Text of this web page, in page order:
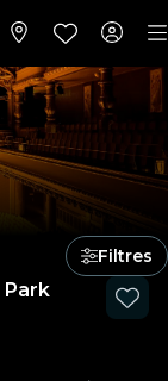
Filtres
Park